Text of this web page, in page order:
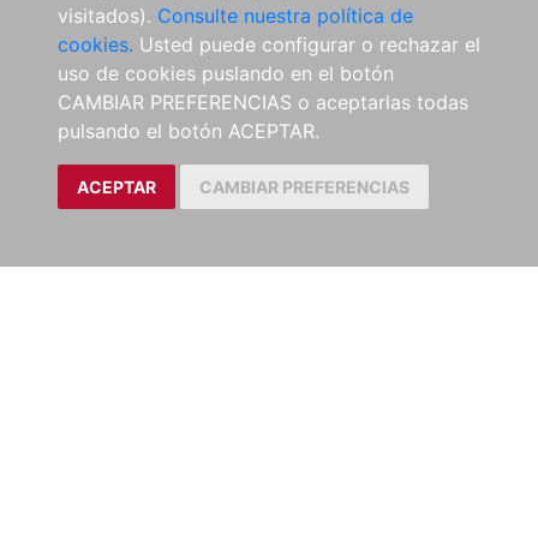
visitados). Consulte nuestra política de
cookies. Usted puede configurar o rechazar el
uso de cookies puslando en el botón
CAMBIAR PREFERENCIAS o aceptarlas todas
pulsando el botón ACEPTAR.
ACEPTAR CAMBIAR PREFERENCIAS